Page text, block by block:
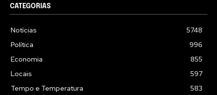
CATEGORIAS
Notícias
5748
Política
996
Economia
855
Locais
597
Tempo e Temperatura
583